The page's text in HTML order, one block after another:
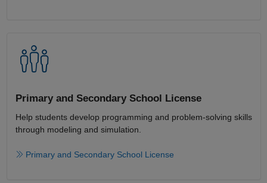
Primary and Secondary School License​
Help students develop programming and problem-solving skills
through modeling and simulation.​​
Primary and Secondary School License